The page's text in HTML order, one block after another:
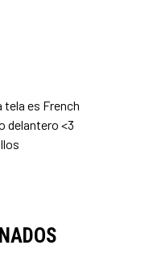
tela es French
delantero <3